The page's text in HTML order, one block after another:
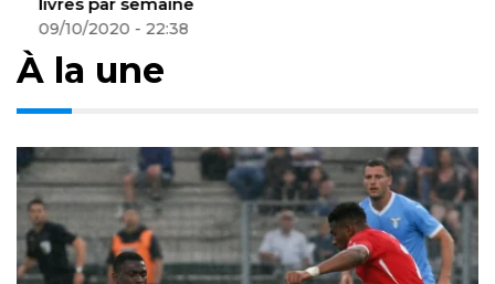
livres par semaine
09/10/2020 - 22:38
À la une